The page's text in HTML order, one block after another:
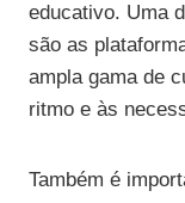
educativo. Uma
são as
ampla gama de
ritmo e às
Também é